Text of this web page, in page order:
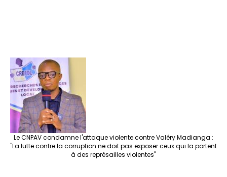
Le CNPAV condamne l'attaque violente contre Valéry Madianga :
"La lutte contre la corruption ne doit pas exposer ceux qui la portent
à des représailles violentes"